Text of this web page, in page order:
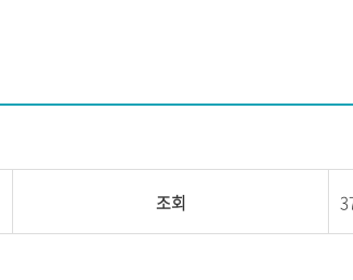
조회